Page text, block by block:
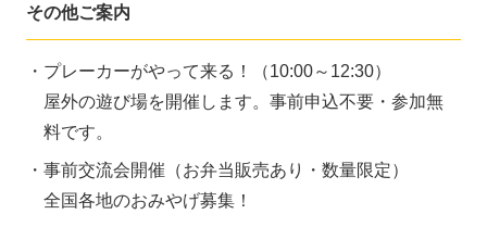
その他ご案内
プレーカーがやって来る！（10:00～12:30）
屋外の遊び場を開催します。事前申込不要・参加無
料です。
事前交流会開催（お弁当販売あり・数量限定）
全国各地のおみやげ募集！